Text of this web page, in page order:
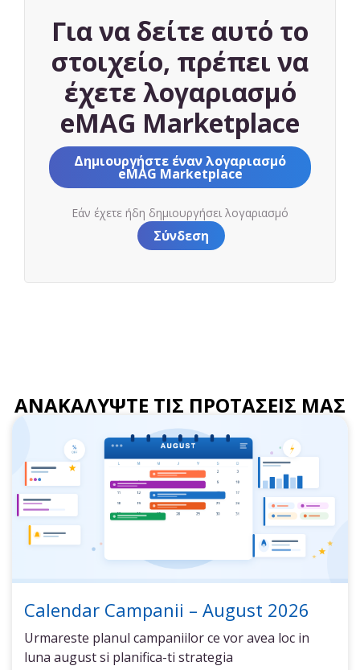
Για να δείτε αυτό το
στοιχείο, πρέπει να
έχετε λογαριασμό
eMAG Marketplace
Δημιουργήστε έναν λογαριασμό
eMAG Marketplace
Εάν έχετε ήδη δημιουργήσει λογαριασμό
Σύνδεση
ΑΝΑΚΑΛΥΨΤΕ ΤΙΣ ΠΡΟΤΑΣΕΙΣ ΜΑΣ
Calendar Campanii – August 2026
Urmareste planul campaniilor ce vor avea loc in
luna august si planifica-ti strategia